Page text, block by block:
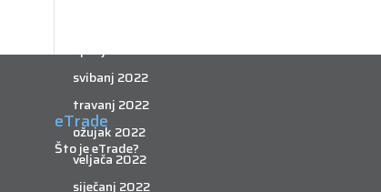
lipanj 2022
svibanj 2022
travanj 2022
ožujak 2022
veljača 2022
siječanj 2022
eTrade
Što je eTrade?